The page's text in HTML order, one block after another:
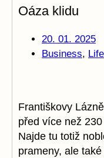
Oáza klidu
20. 01. 2025
Business,
Františkovy
před více než
Najde tu totiž
prameny, ale